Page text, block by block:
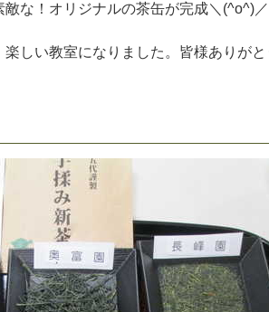
敵な ！ オ リ ジナルの茶缶が完成＼ (^o^) ／
楽 しい教室にな り ま した 。 皆様あ り がと